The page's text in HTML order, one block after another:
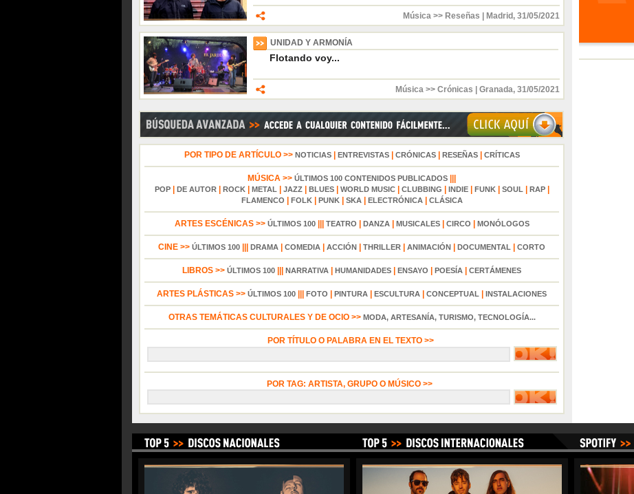
Música >> Reseñas Madrid , 31/05/2021
UNIDAD Y ARMONÍA
Flotando voy...
Música >> Crónicas Granada, 31/05/2021
POR TIPO DE ARTÍCULO >> NOTICIAS| ENTREVISTAS| CRÓNICAS| RESEÑAS| CRÍTICAS
MÚSICA >> ÚLTIMOS 100 CONTENIDOS PUBLICADOS
POP| DE AUTOR| ROCK| METAL| JAZZ| BLUES| WORLD MUSIC| CLUBBING INDIE| FUNK| SOUL| RAP|
FLAMENCO FOLK| PUNK| SKA| ELECTRÓNICA| CLÁSICA
ARTES ESCÉNICAS >> ÚLTIMOS 100||| TEATRO DANZA| MUSICALES| CIRCO MONÓLOGOS
CINE >> ÚLTIMOS 100 DRAMA COMEDIA ACCIÓN THRILLER ANIMACIÓN DOCUMENTAL CORTO
LIBROS >> ÚLTIMOS 100 NARRATIVA HUMANIDADES ENSAYO POESÍA CERTÁMENES
ARTES PLÁSTICAS >> ÚLTIMOS 100 FOTO PINTURA ESCULTURA CONCEPTUAL INSTALACIONES
OTRAS TEMÁTICAS CULTURALES Y DE OCIO >> MODA, ARTESANÍA, TURISMO, TECNOLOGÍA...
POR TÍTULO O PALABRA EN EL TEXTO >>
POR TAG: ARTISTA, GRUPO O MÚSICO >>